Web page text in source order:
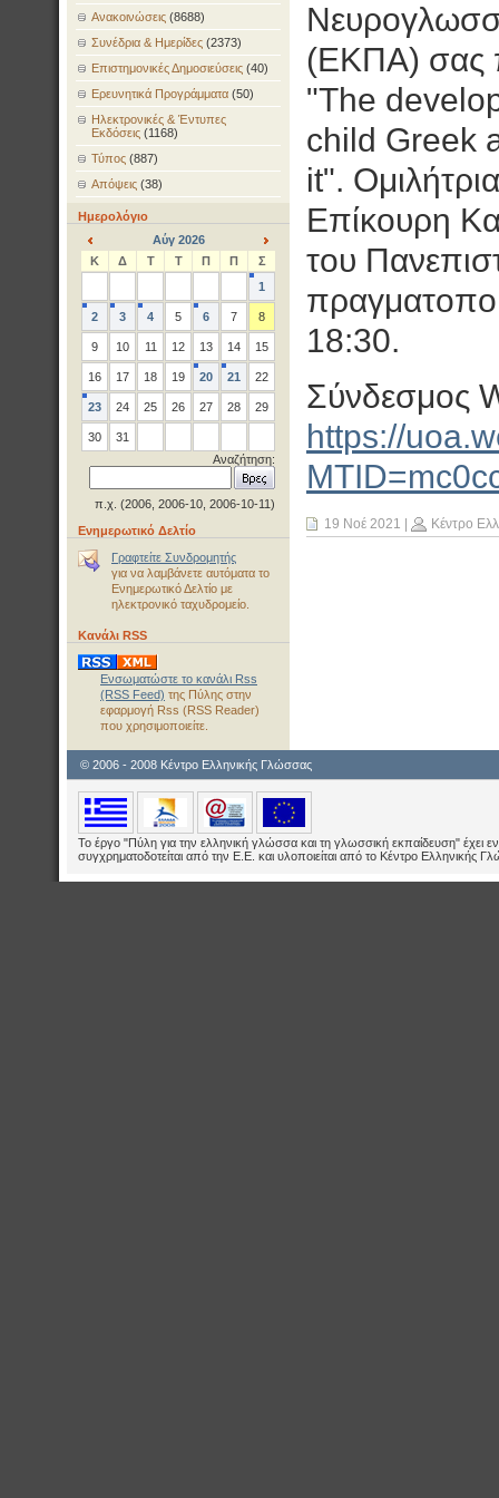
Ανακοινώσεις (8688)
Συνέδρια & Ημερίδες (2373)
Επιστημονικές Δημοσιεύσεις (40)
Ερευνητικά Προγράμματα (50)
Ηλεκτρονικές & Έντυπες
Εκδόσεις (1168)
Τύπος (887)
Απόψεις (38)
Ημερολόγιο
<
Αύγ 2026
>
Κ Δ Τ Τ Π Π
Σ
1
2 3 4 5 6 7 8
9 10 11 12 13 14 15
16 17 18 19 20 21 22
23 24 25 26 27 28 29
30
31
Αναζήτηση:
π.χ. (2006, 2006-10, 2006-10-11)
Ενημερωτικό Δελτίο
Γραφτείτε Συνδρομητής
για να λαμβάνετε αυτόματα το
Ενημερωτικό Δελτίο με
ηλεκτρονικό ταχυδρομείο.
Κανάλι RSS
Ενσωματώστε το κανάλι Rss
(RSS Feed) της Πύλης στην
εφαρμογή Rss (RSS Reader)
που χρησιμοποιείτε.
(ΕΚΠΑ) σας
"The
child Greek
it".
Επίκουρη
του
18:30.
Σύνδεσμος
https://
19 Νοέ 2021 Κέντρο
© 2006 - 2008 Κέντρο Ελληνικής Γλώσσας
Το έργο "Πύλη για την ελληνική γλώσσα και τη γλωσσική εκπαίδευση" έχει
συγχρηματοδοτείται από την Ε.E. και υλοποιείται από το Κέντρο Ελληνικής